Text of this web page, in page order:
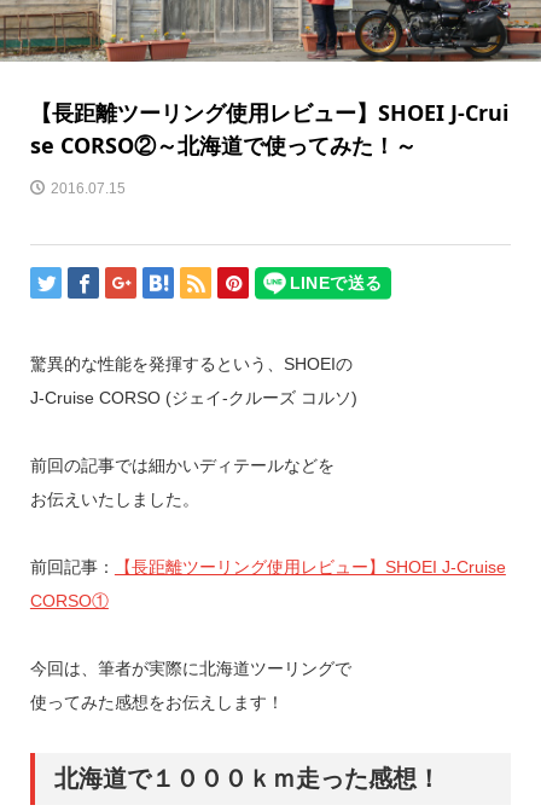
【長距離ツーリング使用レビュー】SHOEI J-Crui
se CORSO②～北海道で使ってみた！～
2016.07.15
驚異的な性能を発揮するという、SHOEIの
J-Cruise CORSO (ジェイ-クルーズ コルソ)
前回の記事では細かいディテールなどを
お伝えいたしました。
前回記事：
【長距離ツーリング使用レビュー】SHOEI J-Cruise
CORSO①
今回は、筆者が実際に北海道ツーリングで
使ってみた感想をお伝えします！
北海道で１０００ｋｍ走った感想！